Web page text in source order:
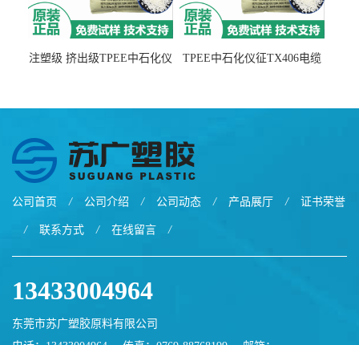
注塑级 挤出级TPEE中石化仪
TPEE中石化仪征TX406电缆
公司首页 / 公司介绍 / 公司动态 / 产品展厅 / 证书荣誉
/ 联系方式 / 在线留言 /
13433004964
东莞市苏广塑胶原料有限公司